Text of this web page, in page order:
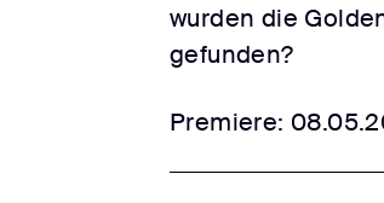
wurden die
gefunden?
Premiere: